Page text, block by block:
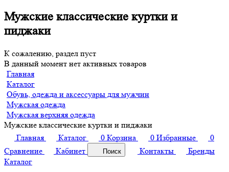
Мужские классические куртки и
пиджаки
К сожалению, раздел пуст
В данный момент нет активных товаров
Главная
Каталог
Обувь, одежда и аксессуары для мужчин
Мужская одежда
Мужская верхняя одежда
Мужские классические куртки и пиджаки
Главная
Каталог 0 Корзина 0 Избранные
0
Сравнение
Кабинет Поиск Контакты
Бренды
Каталог